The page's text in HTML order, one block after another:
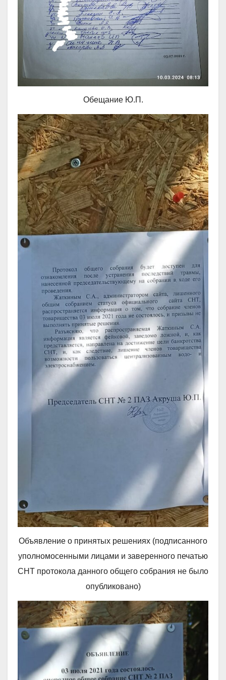
Обещание Ю.П.
Объявление о принятых решениях (подписанного
уполномосенными лицами и заверенного печатью
СНТ протокола данного общего собрания не было
опубликовано)